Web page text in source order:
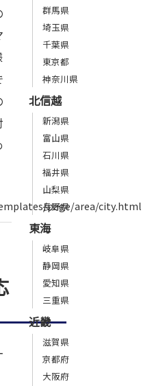
page/area/city.html
群馬県
埼玉県
千葉県
東京都
神奈川県
北信越
新潟県
富山県
石川県
福井県
山梨県
長野県
東海
岐阜県
静岡県
愛知県
三重県
近畿
滋賀県
京都府
大阪府